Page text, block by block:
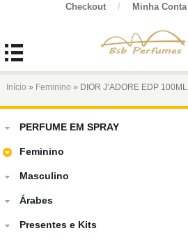
Checkout / Minha Conta
Início » Feminino » DIOR J’ADORE EDP 100ML
PERFUME EM SPRAY
Feminino
Masculino
Árabes
Presentes e Kits